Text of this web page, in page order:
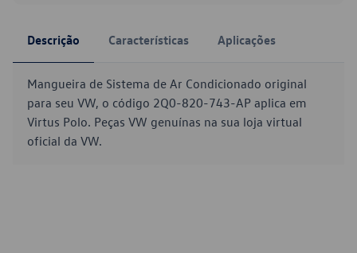
Descrição Características Aplicações
Mangueira de Sistema de Ar Condicionado original
para seu VW, o código 2Q0-820-743-AP aplica em
Virtus Polo. Peças VW genuínas na sua loja virtual
oficial da VW.